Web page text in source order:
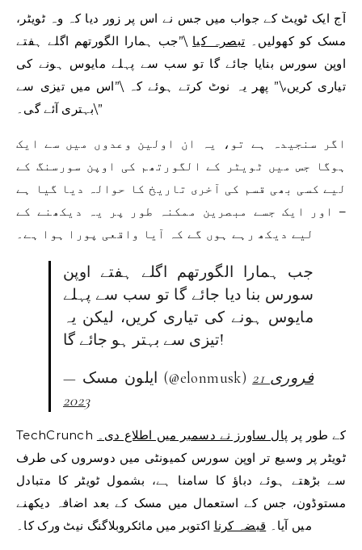
آج ایک ٹویٹ کے جواب میں جس نے اس پر زور دیا کہ وہ ٹویٹر،
مسک کو کھولیں۔ تبصرہ کیا \”جب ہمارا الگورتھم اگلے ہفتے
اوپن سورس بنایا جائے گا تو سب سے پہلے مایوس ہونے کی
تیاری کریں،\” پھر یہ نوٹ کرتے ہوئے کہ \”اس میں تیزی سے
بہتری آئے گی۔\”
اگر سنجیدہ ہے تو، یہ ان اولین وعدوں میں سے ایک
ہوگا جس میں ٹویٹر کے الگورتھم کی اوپن سورسنگ کے
لیے کسی بھی قسم کی آخری تاریخ کا حوالہ دیا گیا ہے
– اور ایک جسے مبصرین ممکنہ طور پر یہ دیکھنے کے
لیے دیکھ رہے ہوں گے کہ آیا واقعی پورا ہوا ہے۔
جب ہمارا الگورتھم اگلے ہفتے اوپن
سورس بنا دیا جائے گا تو سب سے پہلے
مایوس ہونے کی تیاری کریں، لیکن یہ
تیزی سے بہتر ہو جائے گا!
— ایلون مسک (@elonmusk) 21 فروری
2023
TechCrunch کے طور پر پال ساورز نے دسمبر میں اطلاع دی۔
ٹویٹر پر وسیع تر اوپن سورس کمیونٹی میں دوسروں کی طرف
سے بڑھتے ہوئے دباؤ کا سامنا ہے، بشمول ٹویٹر کا متبادل
مستوڈون، جس کے استعمال میں مسک کے بعد اضافہ دیکھنے
میں آیا۔ قبضہ کرنا اکتوبر میں مائکروبلاگنگ نیٹ ورک کا۔